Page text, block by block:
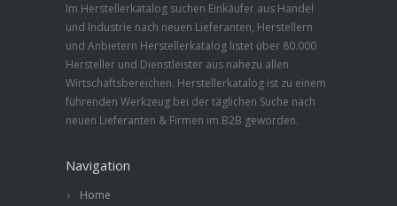
Im Herstellerkatalog suchen Einkäufer aus Handel
und Industrie nach neuen Lieferanten, Herstellern
und Anbietern Herstellerkatalog listet über 80.000
Hersteller und Dienstleister aus nahezu allen
Wirtschaftsbereichen. Herstellerkatalog ist zu einem
führenden Werkzeug bei der täglichen Suche nach
neuen Lieferanten & Firmen im B2B geworden.
Navigation
Home